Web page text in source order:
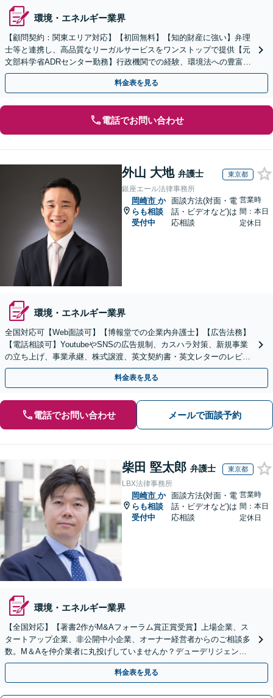
環境・エネルギー業界
【顧問契約：関東エリア対応】【初回無料】【知的財産に強い】弁理
士等と連携し、高品質なリーガルサービスをワンストップで提供【元
文部科学省ADRセンター勤務】行政機関での経験、環境法への豊富な
知識を活かし、事業者さまの抱える問題を解決へ導きます
料金表を見る
電話でお問い合わせ
外山 大地 弁護士 東京都
銀座エール法律事務所
岡崎市 か
らも相談
受付中
面談方法(対面・電
話・ビデオなど)は
応相談
営業時
間：本日
定休日
環境・エネルギー業界
全国対応可【Web面談可】【博報堂での企業内弁護士】【広告法務】
【電話相談可】YoutubeやSNSの広告規制、カスハラ対策、新規事業
の立ち上げ、事業承継、株式譲渡、英文契約書・英文レターのレビュ
ー・ドラフトなどに対応。
料金表を見る
電話でお問い合わせ メールで面談予約
柴田 堅太郎 弁護士 東京都
LBX法律事務所
岡崎市 か
らも相談
受付中
面談方法(対面・電
話・ビデオなど)は
応相談
営業時
間：本日
定休日
環境・エネルギー業界
【全国対応】【著書2作がM&Aフォーラム賞正賞受賞】上場企業、ス
タートアップ企業、非公開中小企業、オーナー経営者からのご相談多
数。M＆Aを仲介業者に丸投げしていませんか？デューデリジェンス
や契約書作成・交渉はお任せください【初回無料】
料金表を見る